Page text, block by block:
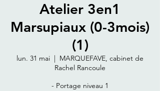
Atelier 3en1
Marsupiaux (0-3mois)
(1)
lun. 31 mai
  |
MARQUEFAVE, cabinet de
Rachel Rancoule
- Portage niveau 1